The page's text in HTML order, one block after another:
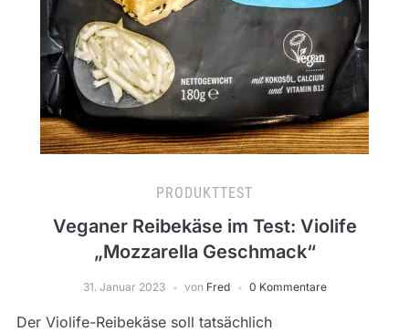
PRODUKTTEST
Veganer Reibekäse im Test: Violife
„Mozzarella Geschmack“
31. Januar 2023 von Fred 0 Kommentare
Der Violife-Reibekäse soll tatsächlich